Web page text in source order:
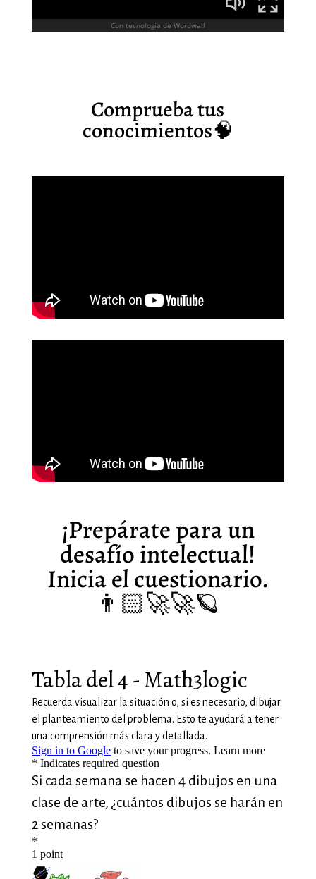
Comprueba tus
conocimientos🧠
¡Prepárate para un
desafío intelectual!
Inicia el cuestionario.
👨🏻‍🚀🚀🪐